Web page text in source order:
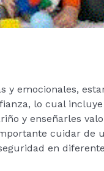
y emocionales,
lo cual
y enseñarles
cuidar de
en